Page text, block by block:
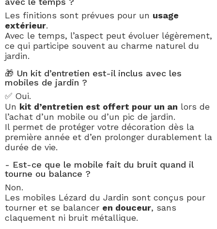
Les finitions sont prévues pour un usage
extérieur.
Avec le temps, l’aspect peut évoluer légèrement,
ce qui participe souvent au charme naturel du
jardin.
🎁 Un kit d’entretien est-il inclus avec les
mobiles de jardin ?
✅ Oui.
Un kit d’entretien est offert pour un an lors de
l’achat d’un mobile ou d’un pic de jardin.
Il permet de protéger votre décoration dès la
première année et d’en prolonger durablement la
durée de vie.
- Est-ce que le mobile fait du bruit quand il
tourne ou balance ?
Non.
Les mobiles Lézard du Jardin sont conçus pour
tourner et se balancer en douceur, sans
claquement ni bruit métallique.